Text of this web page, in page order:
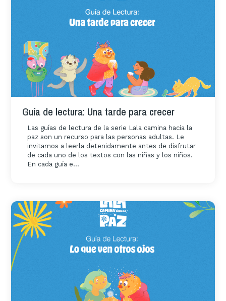
Guía de lectura: Una tarde para crecer
Las guías de lectura de la serie Lala camina hacia la
paz son un recurso para las personas adultas. Le
invitamos a leerla detenidamente antes de disfrutar
de cada uno de los textos con las niñas y los niños.
En cada guía e...